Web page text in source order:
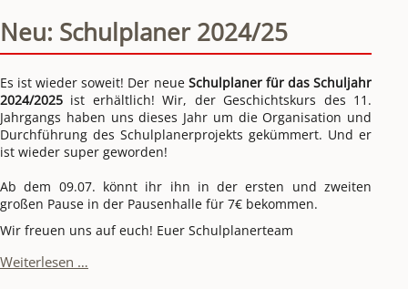
Neu: Schulplaner 2024/25
Es ist wieder soweit! Der neue Schulplaner für das Schuljahr
2024/2025 ist erhältlich! Wir, der Geschichtskurs des 11.
Jahrgangs haben uns dieses Jahr um die Organisation und
Durchführung des Schulplanerprojekts gekümmert. Und er
ist wieder super geworden!
Ab dem 09.07. könnt ihr ihn in der ersten und zweiten
großen Pause in der Pausenhalle für 7€ bekommen.
Wir freuen uns auf euch! Euer Schulplanerteam
Weiterlesen …